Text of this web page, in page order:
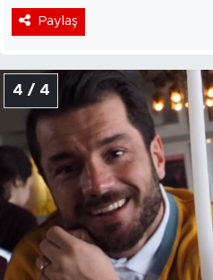
Paylaş
4 / 4